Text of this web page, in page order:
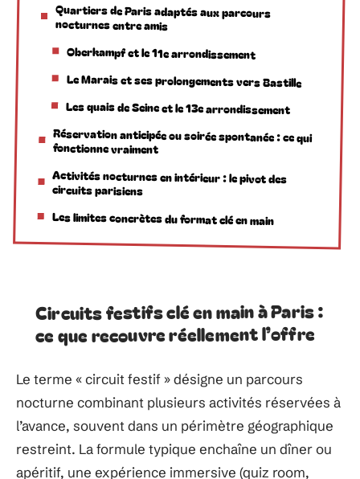
Quartiers de Paris adaptés aux parcours
nocturnes entre amis
Oberkampf et le 11e arrondissement
Le Marais et ses prolongements vers Bastille
Les quais de Seine et le 13e arrondissement
Réservation anticipée ou soirée spontanée : ce qui
fonctionne vraiment
Activités nocturnes en intérieur : le pivot des
circuits parisiens
Les limites concrètes du format clé en main
Circuits festifs clé en main à Paris :
ce que recouvre réellement l’offre
Le terme « circuit festif » désigne un parcours
nocturne combinant plusieurs activités réservées à
l’avance, souvent dans un périmètre géographique
restreint. La formule typique enchaîne un dîner ou
apéritif, une expérience immersive (quiz room,